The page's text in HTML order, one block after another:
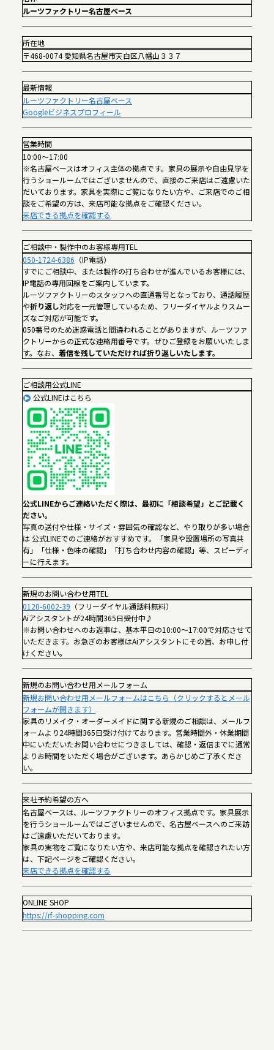
ルーツファクトリー名古屋ベース
所在地
〒468-0074 愛知県名古屋市天白区八幡山３３７
最新情報
ルーツファクトリー名古屋ベース
Googleビジネスプロフィール
営業時間
10:00～17:00
※名古屋ベースはオフィス主体の拠点です。家具の展示や自由見学を
行うショールームではございませんので、直接のご来店はご遠慮いた
だいております。家具を実際にご覧になりたい方や、ご来店でのご相
談をご希望の方は、来店可能な拠点をご確認ください。
来店できる拠点を確認する
ご相談中・製作中のお客様専用TEL
050-1724-6386 （IP電話）
すでにご相談中、または製作の打ち合わせが進んでいるお客様には、
IP電話の専用回線をご案内しています。
ルーツファクトリーのスタッフへの直通番号となっており、通話履歴
や折り返し対応を一元管理しているため、フリーダイヤルよりスムー
ズなご対応が可能です。
050番号のため迷惑電話と間違われることがありますが、ルーツファ
クトリーからの正式な連絡用番号です。ぜひご登録をお願いいたしま
す。なお、 着信を残していただければ折り返しいたします。
ご相談用公式LINE
公式LINEはこちら
公式LINEからご連絡いただく際は、最初に「相談希望」とご記載く
ださい。
写真の送付や仕様・サイズ・雰囲気の確認など、やり取りが多い場合
は 公式LINEでのご連絡がおすすめです。「家具や設置場所の写真共
有」「仕様・色味の確認」「打ち合わせ内容の確認」等、スピーディ
ーに行えます。
新規のお問い合わせ用TEL
0120-6002-39 （フリーダイヤル通話料無料）
Aiアシスタントが24時間365日受付中♪
※お問い合わせへのお返事は、基本平日の10:00～17:00で対応させて
いただきます。お急ぎのお客様はAiアシスタントにその旨、お申し付
けください。
新規のお問い合わせ用メールフォーム
新規お問い合わせ用メールフォームはこちら（クリックするとメール
フォームが開きます）
家具のリメイク・オーダーメイドに関する新規のご相談は、メールフ
ォームより24時間365日受け付けております。営業時間外・休業期間
中にいただいたお問い合わせにつきましては、確認・返信までに通常
よりお時間をいただく場合がございます。あらかじめご了承くださ
い。
来社予約希望の方へ
名古屋ベースは、ルーツファクトリーのオフィス拠点です。家具展示
を行うショールームではございませんので、名古屋ベースへのご来訪
はご遠慮いただいております。
家具の実物をご覧になりたい方や、来店可能な拠点を確認されたい方
は、下記ページをご確認ください。
来店できる拠点を確認する
ONLINE SHOP
https://rf-shopping.com